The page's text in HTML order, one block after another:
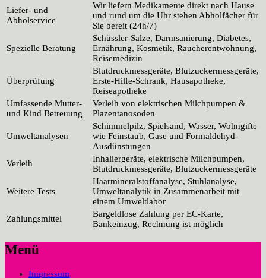
Liefer- und
Abholservice
Wir liefern Medikamente direkt nach Hause
und rund um die Uhr stehen Abholfächer für
Sie bereit (24h/7)
Spezielle Beratung
Schüssler-Salze, Darmsanierung, Diabetes,
Ernährung, Kosmetik, Raucherentwöhnung,
Reisemedizin
Überprüfung
Blutdruckmessgeräte, Blutzuckermessgeräte,
Erste-Hilfe-Schrank, Hausapotheke,
Reiseapotheke
Umfassende Mutter-
und Kind Betreuung
Verleih von elektrischen Milchpumpen &
Plazentanosoden
Umweltanalysen
Schimmelpilz, Spielsand, Wasser, Wohngifte
wie Feinstaub, Gase und Formaldehyd-
Ausdünstungen
Verleih
Inhaliergeräte, elektrische Milchpumpen,
Blutdruckmessgeräte, Blutzuckermessgeräte
Weitere Tests
Haarmineralstoffanalyse, Stuhlanalyse,
Umweltanalytik in Zusammenarbeit mit
einem Umweltlabor
Zahlungsmittel
Bargeldlose Zahlung per EC-Karte,
Bankeinzug, Rechnung ist möglich
Menü
Impressum